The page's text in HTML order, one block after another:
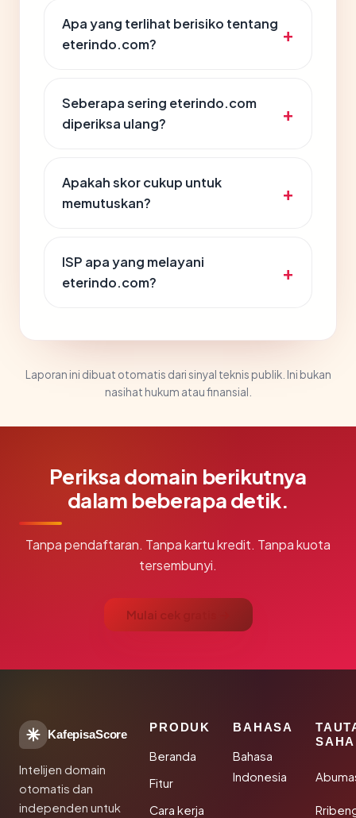
Apa yang terlihat berisiko tentang
eterindo.com?
Seberapa sering eterindo.com
diperiksa ulang?
Apakah skor cukup untuk
memutuskan?
ISP apa yang melayani
eterindo.com?
Laporan ini dibuat otomatis dari sinyal teknis publik. Ini bukan
nasihat hukum atau finansial.
Periksa domain berikutnya
dalam beberapa detik.
Tanpa pendaftaran. Tanpa kartu kredit. Tanpa kuota
tersembunyi.
Mulai cek gratis →
KafepisaScore
Intelijen domain
otomatis dan
independen untuk
PRODUK
Beranda
Fitur
Cara kerja
BAHASA
Bahasa
Indonesia